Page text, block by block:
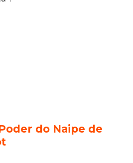
do Naipe de